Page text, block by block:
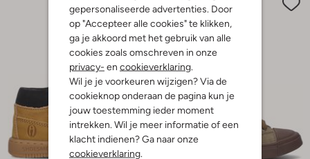
gepersonaliseerde advertenties. Door
op "Accepteer alle cookies" te klikken,
ga je akkoord met het gebruik van alle
cookies zoals omschreven in onze
privacy- en cookieverklaring
Wil je je voorkeuren wijzigen? Via de
cookieknop onderaan de pagina kun je
jouw toestemming ieder moment
intrekken. Wil je meer informatie of een
klacht indienen? Ga naar onze
cookieverklaring